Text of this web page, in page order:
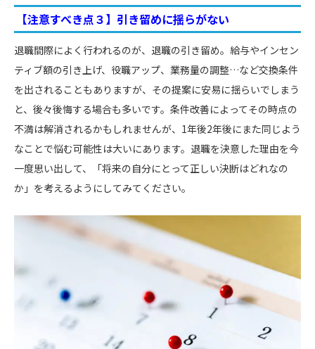
【注意すべき点３】引き留めに揺らがない
退職間際によく行われるのが、退職の引き留め。給与やインセン
ティブ額の引き上げ、役職アップ、業務量の調整…など交換条件
を出されることもありますが、その提案に安易に揺らいでしまう
と、後々後悔する場合も多いです。条件改善によってその時点の
不満は解消されるかもしれませんが、1年後2年後にまた同じよう
なことで悩む可能性は大いにあります。退職を決意した理由を今
一度思い出して、「将来の自分にとって正しい決断はどれなの
か」を考えるようにしてみてください。